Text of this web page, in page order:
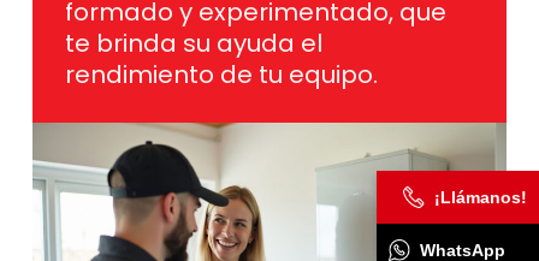
formado y experimentado, que
te brinda su ayuda el
rendimiento de tu equipo.
¡Llámanos!
WhatsApp